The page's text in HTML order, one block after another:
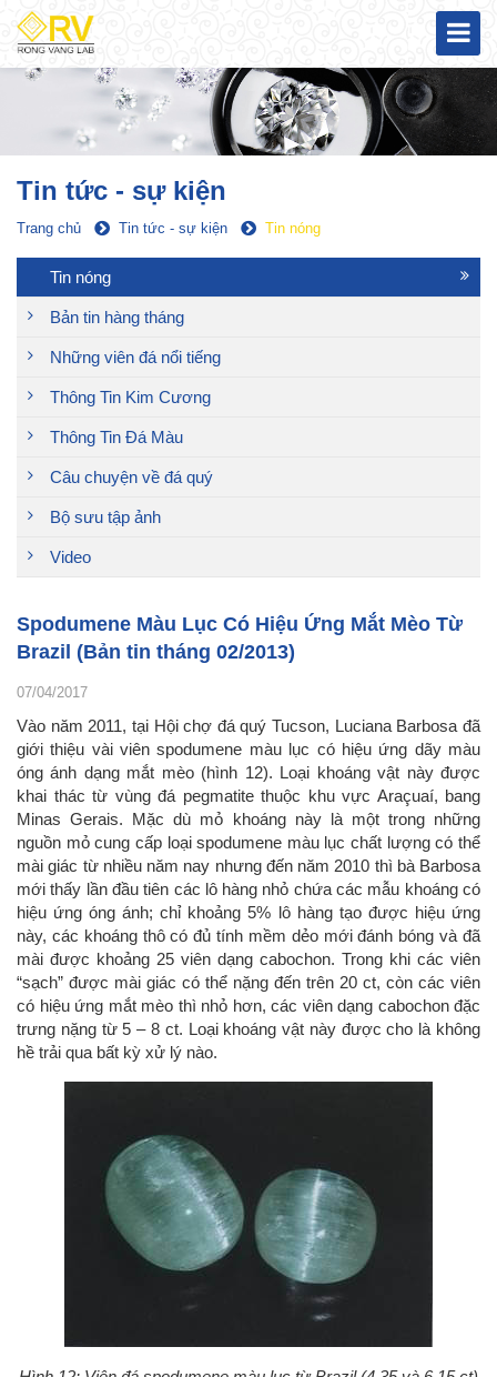
Tin tức - sự kiện
Trang chủ Tin tức - sự kiện Tin nóng
Tin nóng
Bản tin hàng tháng
Những viên đá nổi tiếng
Thông Tin Kim Cương
Thông Tin Đá Màu
Câu chuyện về đá quý
Bộ sưu tập ảnh
Video
Spodumene Màu Lục Có Hiệu Ứng Mắt Mèo Từ
Brazil (Bản tin tháng 02/2013)
07/04/2017
Vào năm 2011, tại Hội chợ đá quý Tucson, Luciana Barbosa đã
giới thiệu vài viên spodumene màu lục có hiệu ứng dãy màu
óng ánh dạng mắt mèo (hình 12). Loại khoáng vật này được
khai thác từ vùng đá pegmatite thuộc khu vực Araçuaí, bang
Minas Gerais. Mặc dù mỏ khoáng này là một trong những
nguồn mỏ cung cấp loại spodumene màu lục chất lượng có thể
mài giác từ nhiều năm nay nhưng đến năm 2010 thì bà Barbosa
mới thấy lần đầu tiên các lô hàng nhỏ chứa các mẫu khoáng có
hiệu ứng óng ánh; chỉ khoảng 5% lô hàng tạo được hiệu ứng
này, các khoáng thô có đủ tính mềm dẻo mới đánh bóng và đã
mài được khoảng 25 viên dạng cabochon. Trong khi các viên
“sạch” được mài giác có thể nặng đến trên 20 ct, còn các viên
có hiệu ứng mắt mèo thì nhỏ hơn, các viên dạng cabochon đặc
trưng nặng từ 5 – 8 ct. Loại khoáng vật này được cho là không
hề trải qua bất kỳ xử lý nào.